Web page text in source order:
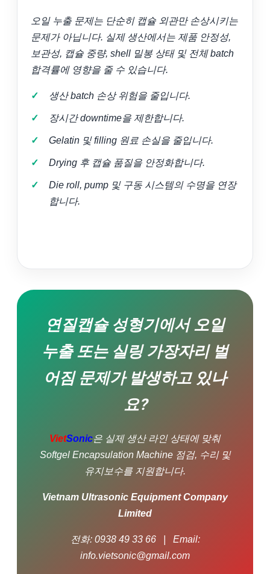
오일 누출 문제는 단순히 캡슐 외관만 손상시키는
문제가 아닙니다. 실제 생산에서는 제품 안정성,
보관성, 캡슐 중량, shell 밀봉 상태 및 전체 batch
합격률에 영향을 줄 수 있습니다.
생산 batch 손상 위험을 줄입니다.
장시간 downtime을 제한합니다.
Gelatin 및 filling 원료 손실을 줄입니다.
Drying 후 캡슐 품질을 안정화합니다.
Die roll, pump 및 구동 시스템의 수명을 연장
합니다.
연질캡슐 성형기에서 오일
누출 또는 실링 가장자리 벌
어짐 문제가 발생하고 있나
요?
VietSonic은 실제 생산 라인 상태에 맞춰
Softgel Encapsulation Machine 점검, 수리 및
유지보수를 지원합니다.
Vietnam Ultrasonic Equipment Company
Limited
전화: 0938 49 33 66 | Email:
info.vietsonic@gmail.com